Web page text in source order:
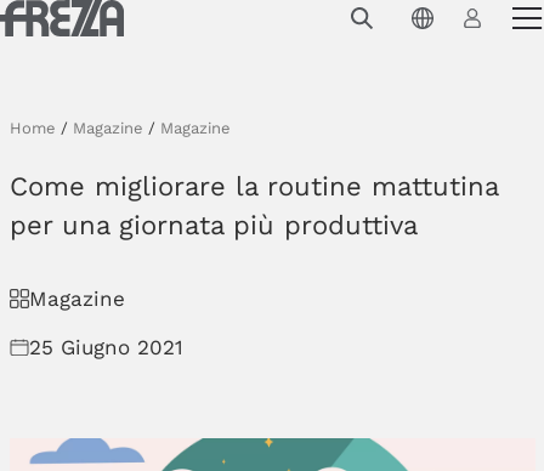
Skip to main content
Progetti e ispirazioni
Magazine
Home / Magazine / Magazine
Come migliorare la routine mattutina
per una giornata più produttiva
Magazine
25 Giugno 2021